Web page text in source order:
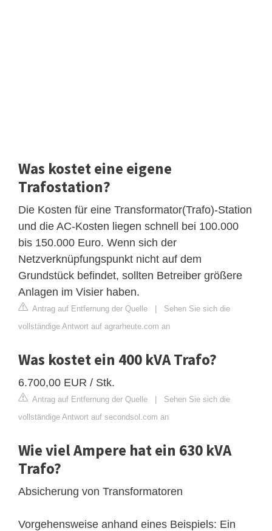
Was kostet eine eigene
Trafostation?
Die Kosten für eine Transformator(Trafo)-Station
und die AC-Kosten liegen schnell bei 100.000
bis 150.000 Euro. Wenn sich der
Netzverknüpfungspunkt nicht auf dem
Grundstück befindet, sollten Betreiber größere
Anlagen im Visier haben.
Antrag auf Entfernung der Quelle | Sehen Sie sich die
vollständige Antwort auf agrarheute.com an
Was kostet ein 400 kVA Trafo?
6.700,00 EUR / Stk.
Antrag auf Entfernung der Quelle | Sehen Sie sich die
vollständige Antwort auf secondsol.com an
Wie viel Ampere hat ein 630 kVA
Trafo?
Absicherung von Transformatoren
Vorgehensweise anhand eines Beispiels: Ein